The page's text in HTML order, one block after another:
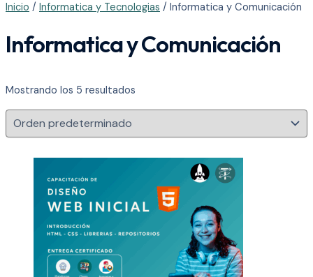
Inicio / Informatica y Tecnologias / Informatica y Comunicación
Informatica y Comunicación
Mostrando los 5 resultados